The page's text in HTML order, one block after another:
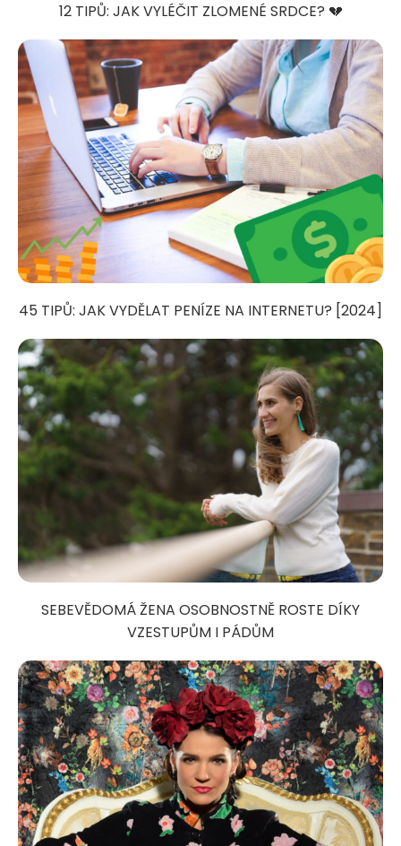
12 TIPŮ: JAK VYLÉČIT ZLOMENÉ SRDCE? 💔
45 TIPŮ: JAK VYDĚLAT PENÍZE NA INTERNETU? [2024]
SEBEVĚDOMÁ ŽENA OSOBNOSTNĚ ROSTE DÍKY
VZESTUPŮM I PÁDŮM